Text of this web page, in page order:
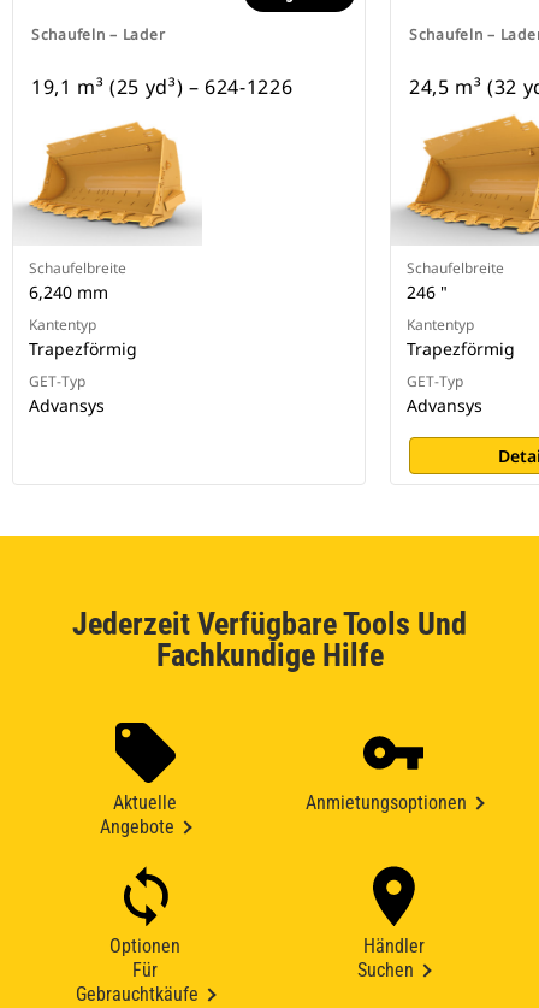
Schaufeln – Lader
19,1 m³ (25 yd³) – 624-1226
Schaufelbreite
6,240 mm
Kantentyp
Trapezförmig
GET-Typ
Advansys
Schaufeln –
24,5 m³ (32
Schaufelbreite
246 "
Kantentyp
Trapezförmig
GET-Typ
Advansys
Jederzeit Verfügbare Tools Und
Fachkundige Hilfe
Aktuelle
Angebote
Anmietungsoptionen
Optionen
Für
Gebrauchtkäufe
Händler
Suchen